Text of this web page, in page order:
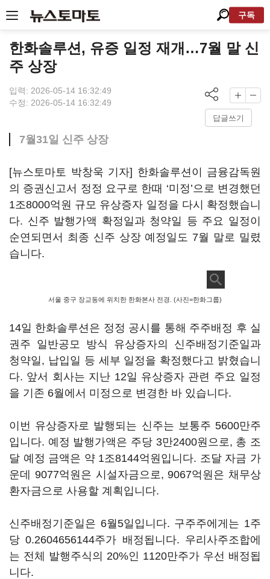
구독
한화솔루션, 유증 일정 재개…7월 말 신
주 상장
입력: 2026-05-14 16:32:49
수정: 2026-05-14 16:32:49
답글쓰기
7월31일 신주 상장
[뉴스토마토 박창욱 기자] 한화솔루션이 금융감독원
의 증권신고서 정정 요구로 한때 ‘미정’으로 변경했던
1조8000억원 규모 유상증자 일정을 다시 확정했습니
다. 신주 발행가액 확정일과 청약일 등 주요 일정이
순연되면서 최종 신주 상장 예정일도 7월 말로 밀렸
습니다.
서울 중구 장교동에 위치한 한화본사 전경. (사진=한화그룹)
14일 한화솔루션은 정정 공시를 통해 주주배정 후 실
권주 일반공모 방식 유상증자의 신주배정기준일과
청약일, 납입일 등 세부 일정을 확정했다고 밝혔습니
다. 앞서 회사는 지난 12일 유상증자 관련 주요 일정
을 기존 6월에서 미정으로 변경한 바 있습니다.
이번 유상증자로 발행되는 신주는 보통주 5600만주
입니다. 예정 발행가액은 주당 3만2400원으로, 총 조
달 예정 금액은 약 1조8144억원입니다. 조달 자금 가
운데 9077억원은 시설자금으로, 9067억원은 채무상
환자금으로 사용할 계획입니다.
신주배정기준일은 6월5일입니다. 구주주에게는 1주
당 0.2604656144주가 배정됩니다. 우리사주조합에
는 전체 발행주식의 20%인 1120만주가 우선 배정됩
니다.